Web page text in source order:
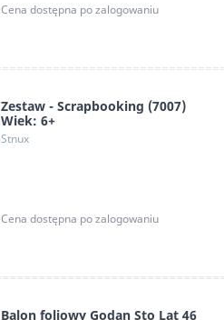
Cena dostępna po zalogowaniu
Zestaw - Scrapbooking (7007)
Wiek: 6+
Stnux
Cena dostępna po zalogowaniu
Balon foliowy Godan Sto Lat 46